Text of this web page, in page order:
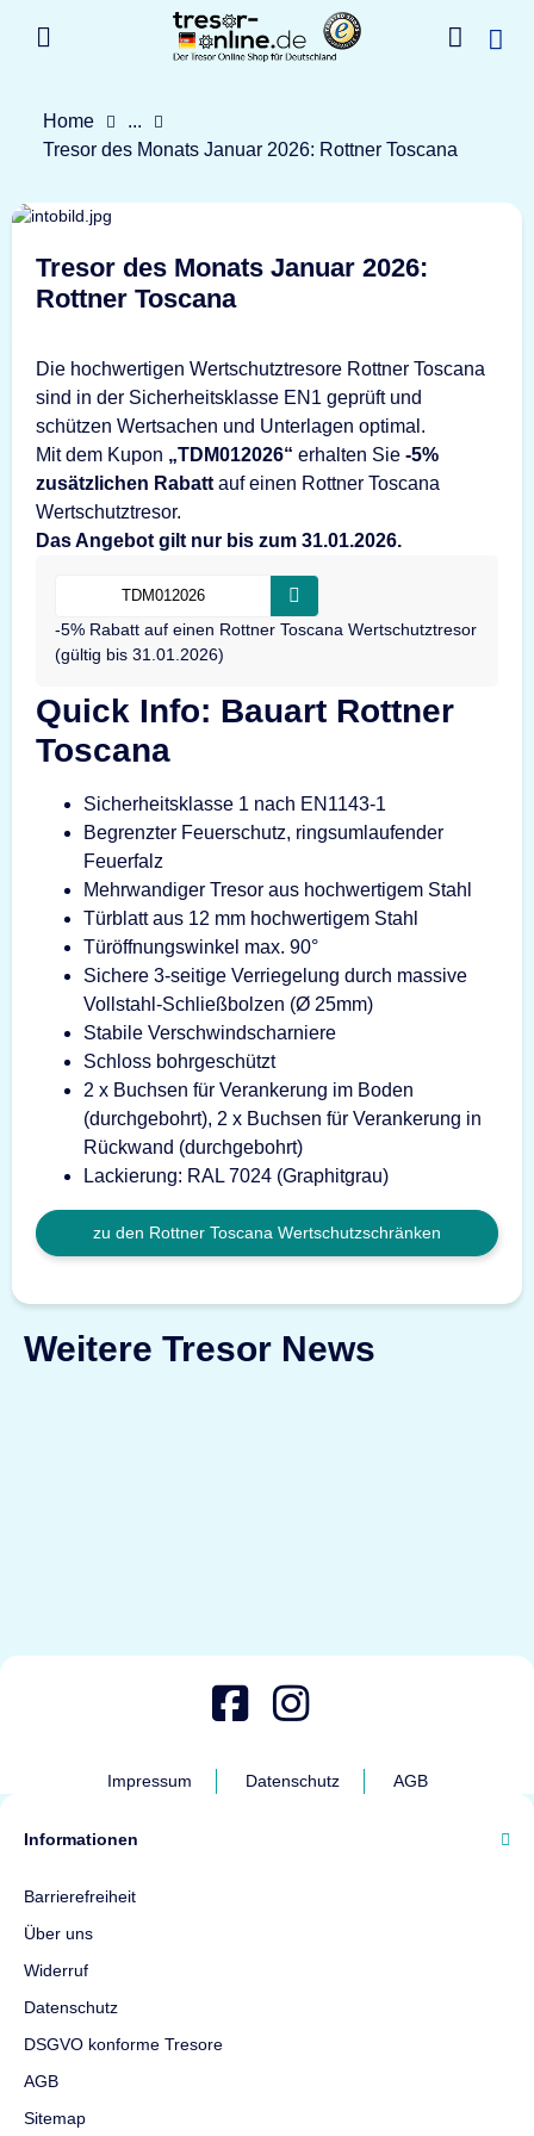
Home
...
Tresor des Monats Januar 2026: Rottner Toscana
Tresor des Monats Januar 2026:
Rottner Toscana
Die hochwertigen Wertschutztresore Rottner Toscana
sind in der Sicherheitsklasse EN1 geprüft und
schützen Wertsachen und Unterlagen optimal.
Mit dem Kupon „TDM012026“ erhalten Sie -5%
zusätzlichen Rabatt auf einen Rottner Toscana
Wertschutztresor.
Das Angebot gilt nur bis zum 31.01.2026.
-5% Rabatt auf einen Rottner Toscana Wertschutztresor
(gültig bis 31.01.2026)
Quick Info: Bauart Rottner
Toscana
Sicherheitsklasse 1 nach EN1143-1
Begrenzter Feuerschutz, ringsumlaufender
Feuerfalz
Mehrwandiger Tresor aus hochwertigem Stahl
Türblatt aus 12 mm hochwertigem Stahl
Türöffnungswinkel max. 90°
Sichere 3-seitige Verriegelung durch massive
Vollstahl-Schließbolzen (Ø 25mm)
Stabile Verschwindscharniere
Schloss bohrgeschützt
2 x Buchsen für Verankerung im Boden
(durchgebohrt), 2 x Buchsen für Verankerung in
Rückwand (durchgebohrt)
Lackierung: RAL 7024 (Graphitgrau)
zu den Rottner Toscana Wertschutzschränken
Weitere Tresor News
zusätzlichen Rabatt auf einen Rottner Jupiter
Müller Safe STW1
Impressum Datenschutz AGB
Informationen
Barrierefreiheit
Über uns
Widerruf
Datenschutz
DSGVO konforme Tresore
AGB
Sitemap